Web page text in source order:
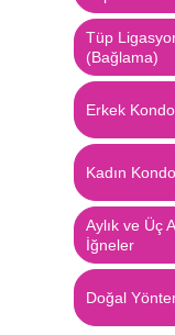
Tüp
(Bağlama)
Erkek
Kadın
Aylık ve Üç
İğneler
Doğal